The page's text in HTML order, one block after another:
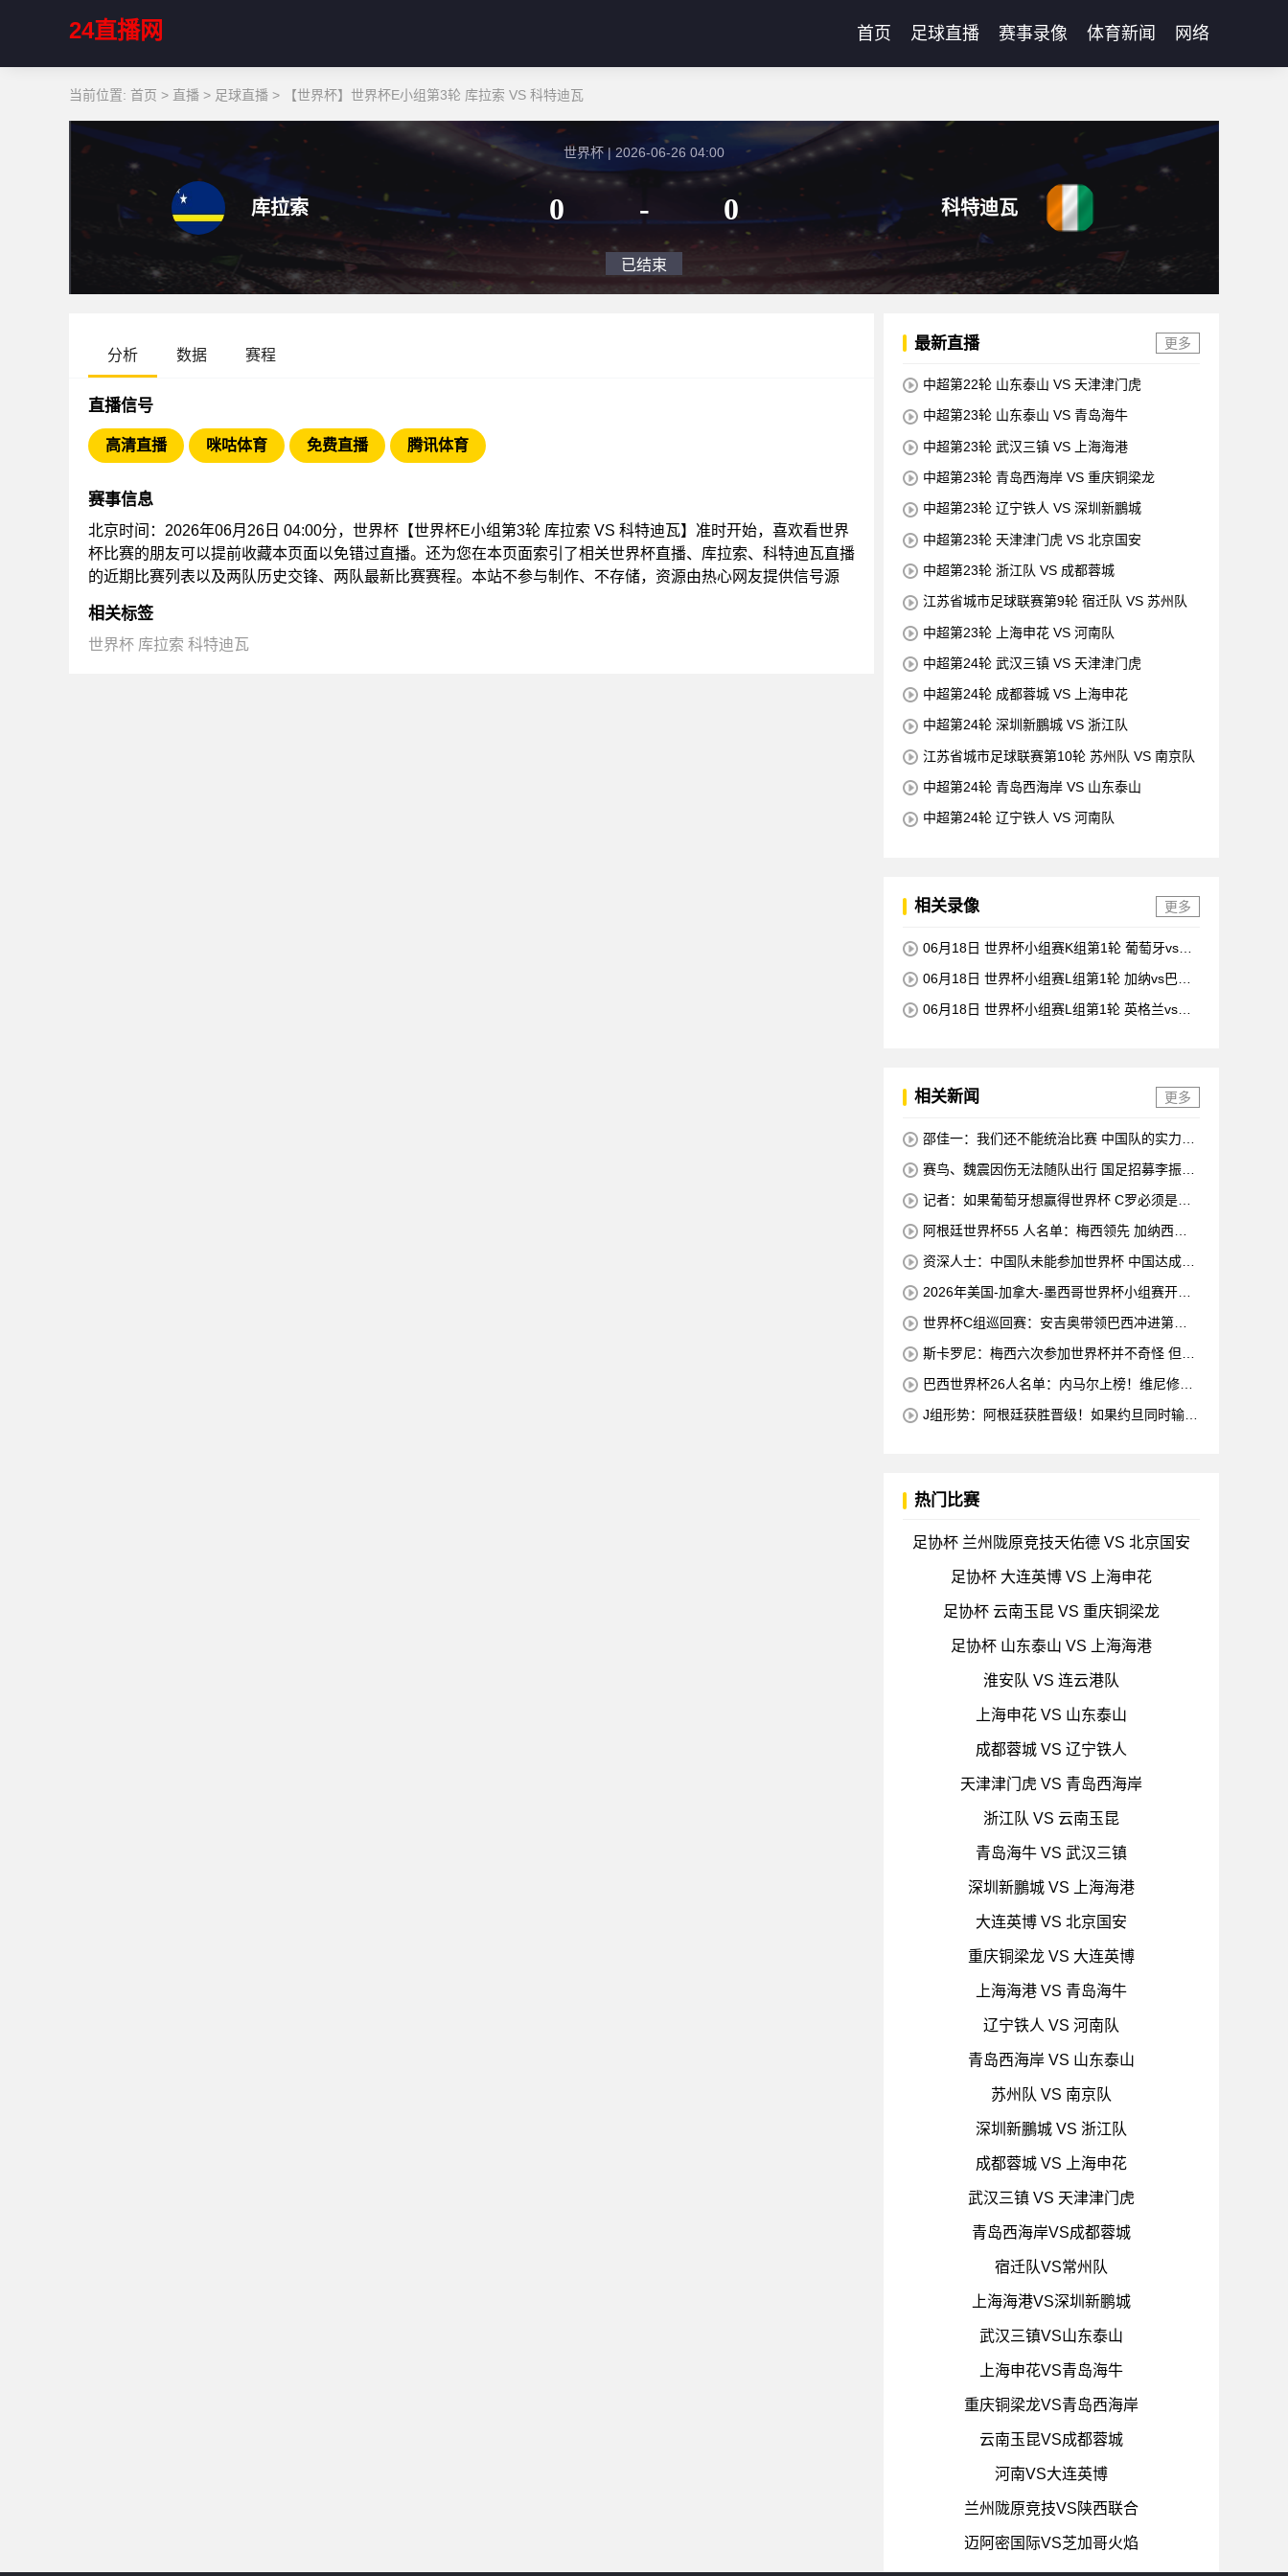
24直播网 首页 足球直播 赛事录像 体育新闻 网络
当前位置: 首页 > 直播 > 足球直播 > 【世界杯】世界杯E小组第3轮 库拉索 VS 科特迪瓦
库拉索
世界杯 | 2026-06-26 04:00
0 - 0
已结束
科特迪瓦
分析 数据 赛程
直播信号
高清直播 咪咕体育 免费直播 腾讯体育
赛事信息
北京时间：2026年06月26日 04:00分，世界杯【世界杯E小组第3轮 库拉索 VS 科特迪瓦】准时开始，喜欢看世界
杯比赛的朋友可以提前收藏本页面以免错过直播。还为您在本页面索引了相关世界杯直播、库拉索、科特迪瓦直播
的近期比赛列表以及两队历史交锋、两队最新比赛赛程。本站不参与制作、不存储，资源由热心网友提供信号源
相关标签
世界杯 库拉索 科特迪瓦
最新直播 更多
中超第22轮 山东泰山 VS 天津津门虎
中超第23轮 山东泰山 VS 青岛海牛
中超第23轮 武汉三镇 VS 上海海港
中超第23轮 青岛西海岸 VS 重庆铜梁龙
中超第23轮 辽宁铁人 VS 深圳新鵬城
中超第23轮 天津津门虎 VS 北京国安
中超第23轮 浙江队 VS 成都蓉城
江苏省城市足球联赛第9轮 宿迁队 VS 苏州队
中超第23轮 上海申花 VS 河南队
中超第24轮 武汉三镇 VS 天津津门虎
中超第24轮 成都蓉城 VS 上海申花
中超第24轮 深圳新鵬城 VS 浙江队
江苏省城市足球联赛第10轮 苏州队 VS 南京队
中超第24轮 青岛西海岸 VS 山东泰山
中超第24轮 辽宁铁人 VS 河南队
相关录像 更多
06月18日 世界杯小组赛K组第1轮 葡萄牙vs民
06月18日 世界杯小组赛L组第1轮 加纳vs巴拿
06月18日 世界杯小组赛L组第1轮 英格兰vs克
相关新闻 更多
邵佳一：我们还不能统治比赛 中国队的实力是
赛鸟、魏震因伤无法随队出行 国足招募李振
记者：如果葡萄牙想赢得世界杯 C罗必须是替
阿根廷世界杯55 人名单：梅西领先 加纳西奥
资深人士：中国队未能参加世界杯 中国达成协
2026年美国-加拿大-墨西哥世界杯小组赛开幕
世界杯C组巡回赛：安吉奥带领巴西冲进第六
斯卡罗尼：梅西六次参加世界杯并不奇怪 但他
巴西世界杯26人名单：内马尔上榜！维尼修斯·
J组形势：阿根廷获胜晋级！如果约旦同时输球
热门比赛
足协杯 兰州陇原竞技天佑德 VS 北京国安
足协杯 大连英博 VS 上海申花
足协杯 云南玉昆 VS 重庆铜梁龙
足协杯 山东泰山 VS 上海海港
淮安队 VS 连云港队
上海申花 VS 山东泰山
成都蓉城 VS 辽宁铁人
天津津门虎 VS 青岛西海岸
浙江队 VS 云南玉昆
青岛海牛 VS 武汉三镇
深圳新鵬城 VS 上海海港
大连英博 VS 北京国安
重庆铜梁龙 VS 大连英博
上海海港 VS 青岛海牛
辽宁铁人 VS 河南队
青岛西海岸 VS 山东泰山
苏州队 VS 南京队
深圳新鵬城 VS 浙江队
成都蓉城 VS 上海申花
武汉三镇 VS 天津津门虎
青岛西海岸VS成都蓉城
宿迁队VS常州队
上海海港VS深圳新鹏城
武汉三镇VS山东泰山
上海申花VS青岛海牛
重庆铜梁龙VS青岛西海岸
云南玉昆VS成都蓉城
河南VS大连英博
兰州陇原竞技VS陕西联合
迈阿密国际VS芝加哥火焰